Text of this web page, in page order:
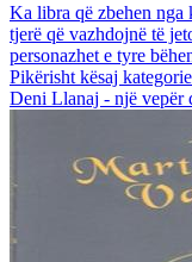
Ka libra që zbehen nga
tjerë që vazhdojnë të
personazhet e tyre
Pikërisht kësaj
Deni Llanaj - një vepër